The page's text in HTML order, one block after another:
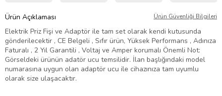
Ürün Açıklaması Ürün Güvenliği Bilgileri
Elektrik Priz Fişi ve Adaptör ile tam set olarak kendi kutusunda
gönderilecektir , CE Belgeli , Sıfır ürün, Yüksek Performans , Adınıza
Faturalı , 2 Yıl Garantili , Voltaj ve Amper korumalı Önemli Not:
Görseldeki ürünün adatör ucu temsilidir. İlan başlığındaki model
numarasına uygun olan adaptör ucu ile cihazınıza tam uyumlu
olarak size ulaşacaktır.